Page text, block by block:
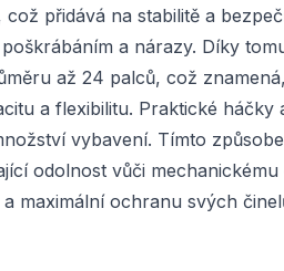
přidává na stabilitě a
a nárazy. Díky
až 24 palců, což
a flexibilitu. Praktické
vybavení. Tímto
odolnost vůči
maximální ochranu svých